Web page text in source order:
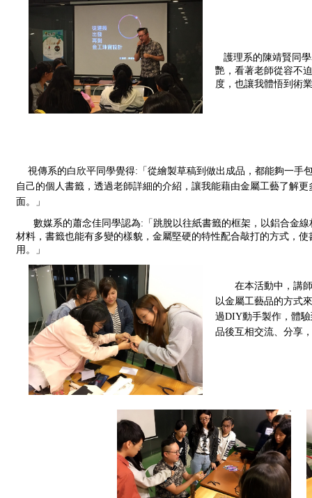
護理系的陳靖賢同
艷，看著老師從容不
度，也讓我體悟到術
視傳系的白欣平同學覺得:「從繪製草稿到做出成品，都能夠一手
自己的個人書籤，透過老師詳細的介紹，讓我能藉由金屬工藝了解更
面。」
數媒系的蕭念佳同學認為:「跳脫以往紙書籤的框架，以鋁合金線
材料，書籤也能有多變的樣貌，金屬堅硬的特性配合敲打的方式，使
用。」
在本活動中，講
以金屬工藝品的方式
過DIY動手製作，體
品後互相交流、分享